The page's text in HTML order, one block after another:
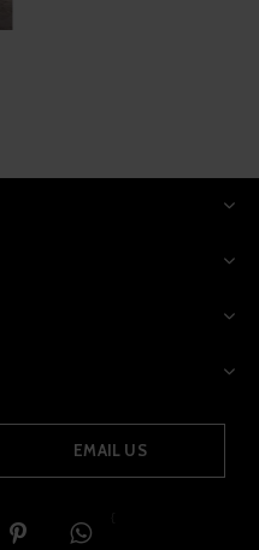
EMAIL US